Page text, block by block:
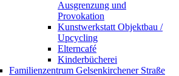
Ausgrenzung und
Provokation
Kunstwerkstatt Objektbau /
Upcycling
Elterncafé
Kinderbücherei
Familienzentrum Gelsenkirchener Straße